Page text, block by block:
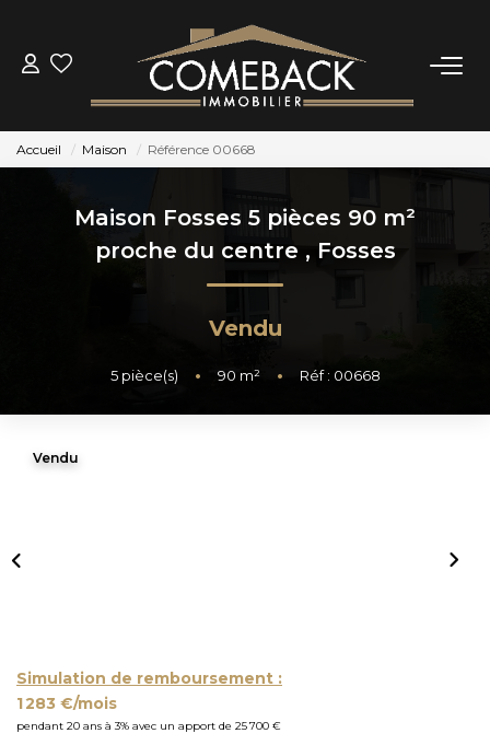
ACHETER
LOUER
ESTIMER
BIENS VENDUS
Accueil Maison Référence 00668
Maison Fosses 5 pièces 90 m²
proche du centre , Fosses
Vendu
5pièce(s) • 90 m² • Réf : 00668
Vendu
Simulation de remboursement :
1 283 €/mois
pendant 20 ans à 3% avec un apport de 25 700 €